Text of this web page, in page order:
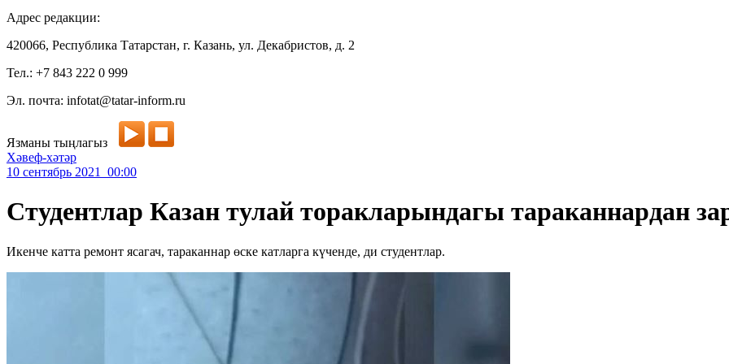
Адрес редакции:
420066, Республика Татарстан, г. Казань, ул. Декабристов, д. 2
Тел.: +7 843 222 0 999
Эл. почта: infotat@tatar-inform.ru
Язманы тыңлагыз
Хәвеф-хәтәр
10 сентябрь 2021 00:00
Студентлар Казан тулай торакларындагы тараканнардан
Икенче катта ремонт ясагач, тараканнар өске катларга күченде, ди студентлар.